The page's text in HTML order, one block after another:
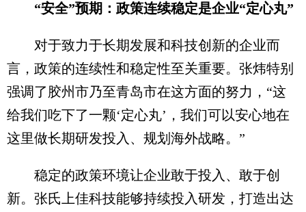
“安全”预期：政策连续稳定是企业“定心丸”
对于致力于长期发展和科技创新的企业而
言，政策的连续性和稳定性至关重要。张炜特别
强调了胶州市乃至青岛市在这方面的努力，“这
给我们吃下了一颗‘定心丸’，我们可以安心地在
这里做长期研发投入、规划海外战略。”
稳定的政策环境让企业敢于投入、敢于创
新。张氏上佳科技能够持续投入研发，打造出达